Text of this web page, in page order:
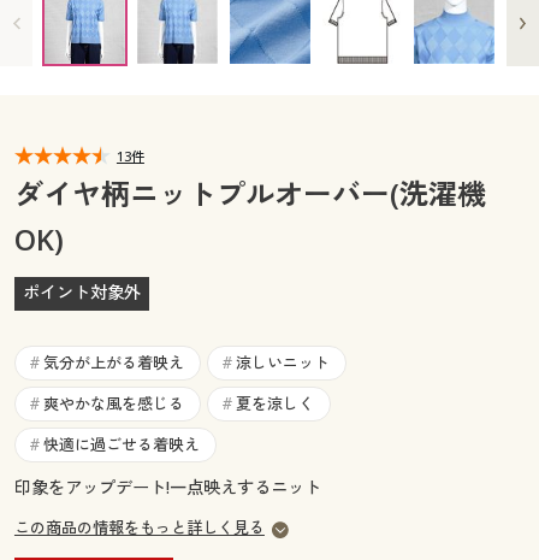
カタログ無料プレゼント
マイページ
閲覧履歴
お気に入り
サポート
ご利用ガイド
よくある質問とお問い合わせ
会員メニュー
閲覧履歴
サポート
よくある質問とお問い合わせ
13件
ダイヤ柄ニットプルオーバー(洗濯機
OK)
ポイント対象外
# 気分が上がる着映え # 涼しいニット
# 爽やかな風を感じる # 夏を涼しく
# 快適に過ごせる着映え
印象をアップデート!一点映えするニット
この商品の情報をもっと詳しく見る